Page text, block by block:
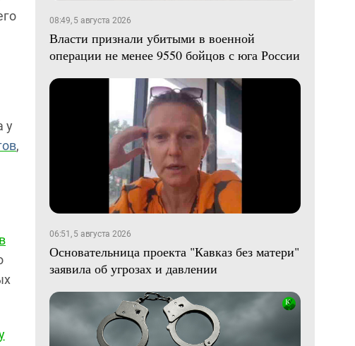
у
,
в
08:49, 5 августа 2026
Власти признали убитыми в военной
операции не менее 9550 бойцов с юга России
06:51, 5 августа 2026
Основательница проекта "Кавказ без матери"
заявила об угрозах и давлении